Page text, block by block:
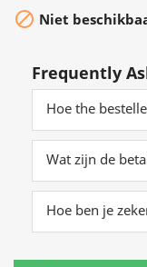
 Niet
Frequently
Hoe the
Wat zijn de
Hoe ben je